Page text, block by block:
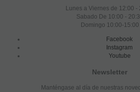
Lunes a Viernes de 12:00 -
Sabado De 10:00 -
Domingo 10:00-15:00
Facebook
Instagram
Youtube
Newsletter
Manténgase al día de nuestras